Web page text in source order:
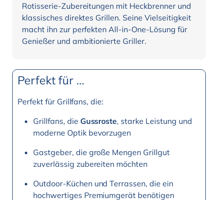
Rotisserie-Zubereitungen mit Heckbrenner und
klassisches direktes Grillen. Seine Vielseitigkeit
macht ihn zur perfekten All-in-One-Lösung für
Genießer und ambitionierte Griller.
Perfekt für …
Perfekt für Grillfans, die:
Grillfans, die Gussroste, starke Leistung und
moderne Optik bevorzugen
Gastgeber, die große Mengen Grillgut
zuverlässig zubereiten möchten
Outdoor-Küchen und Terrassen, die ein
hochwertiges Premiumgerät benötigen